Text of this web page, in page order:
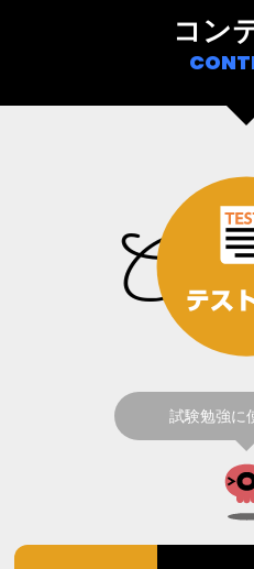
コン
試験勉強に